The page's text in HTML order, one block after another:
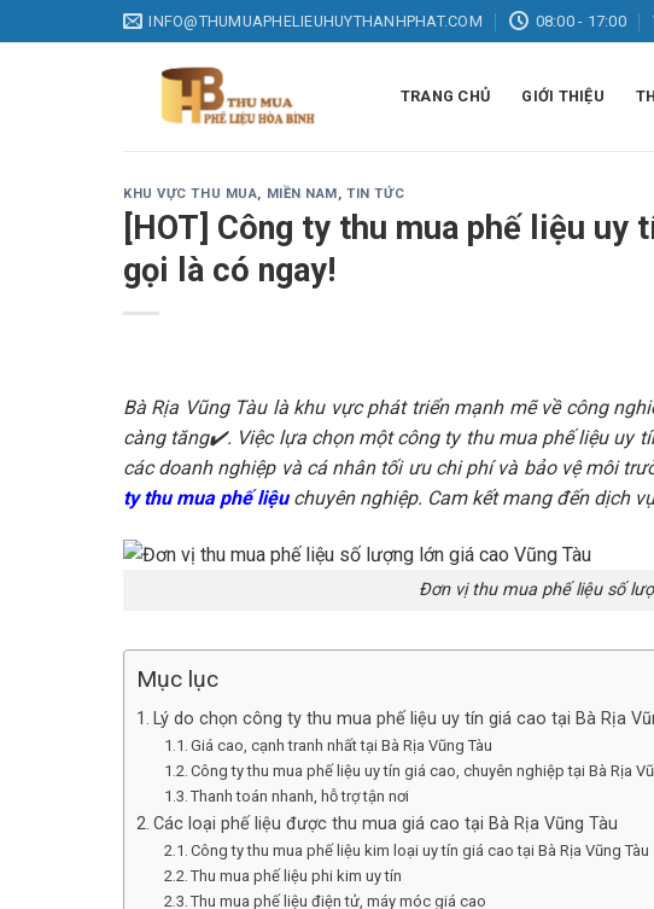
to
INFO@THUMUAPHELIEUHUYTHANHPHAT.COM 08:00 - 17:00
TRANG CHỦ GIỚI THIỆU
KHU VỰC THU MUA, MIỀN NAM,TIN TỨC
[HOT] Công ty thu mua phế liệu uy
gọi là có ngay!
Bà Rịa Vũng Tàu là khu vực phát triển mạnh mẽ về công
càng tăng✔️. Việc lựa chọn một công ty thu mua phế liệu uy
các doanh nghiệp và cá nhân tối ưu chi phí và bảo vệ môi
ty thu mua phế liệuchuyên nghiệp. Cam kết mang đến dịch
Đơn vị thu mua phế liệu số
Mục lục
Lý do chọn công ty thu mua phế liệu uy tín giá cao tại Bà Rịa
Giá cao, cạnh tranh nhất tại Bà Rịa Vũng Tàu
Công ty thu mua phế liệu uy tín giá cao, chuyên nghiệp tại Bà Rịa
Thanh toán nhanh, hỗ trợ tận nơi
Các loại phế liệu được thu mua giá cao tại Bà Rịa Vũng Tàu
Công ty thu mua phế liệu kim loại uy tín giá cao tại Bà Rịa Vũng Tàu
Thu mua phế liệu phi kim uy tín
Thu mua phế liệu điện tử, máy móc giá cao